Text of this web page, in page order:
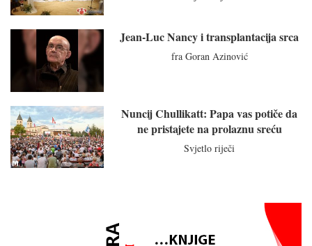
Jean-Luc Nancy i transplantacija srca
fra Goran Azinović
Nuncij Chullikatt: Papa vas potiče da
ne pristajete na prolaznu sreću
Svjetlo riječi